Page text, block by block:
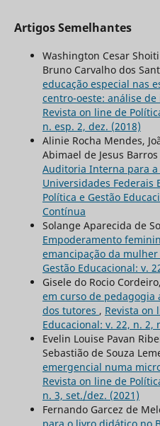
Artigos Semelhantes
Washington Cesar
Bruno Carvalho dos
educação especial nas
centro-oeste: análise
Revista on line de
n. esp. 2, dez. (2018)
Alinie Rocha Mendes,
Abimael de Jesus Barros
Auditoria Interna para a
Universidades Federais
Política e Gestão
Contínua
Solange Aparecida de
Empoderamento
emancipação da mulher
Gestão Educacional: v.
Gisele do Rocio
em curso de
dos tutores , Revista on
Educacional: v. 22, n. 2,
Evelin Louise Pavan
Sebastião de Souza
emergencial numa
Revista on line de
n. 3, set./dez. (2021)
Fernando Garcez de